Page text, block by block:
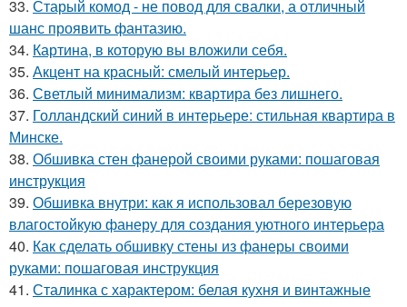
33. Старый комод - не повод для свалки, а отличный
шанс проявить фантазию.
34. Картина, в которую вы вложили себя.
35. Акцент на красный: смелый интерьер.
36. Светлый минимализм: квартира без лишнего.
37. Голландский синий в интерьере: стильная квартира в
Минске.
38. Обшивка стен фанерой своими руками: пошаговая
инструкция
39. Обшивка внутри: как я использовал березовую
влагостойкую фанеру для создания уютного интерьера
40. Как сделать обшивку стены из фанеры своими
руками: пошаговая инструкция
41. Сталинка с характером: белая кухня и винтажные